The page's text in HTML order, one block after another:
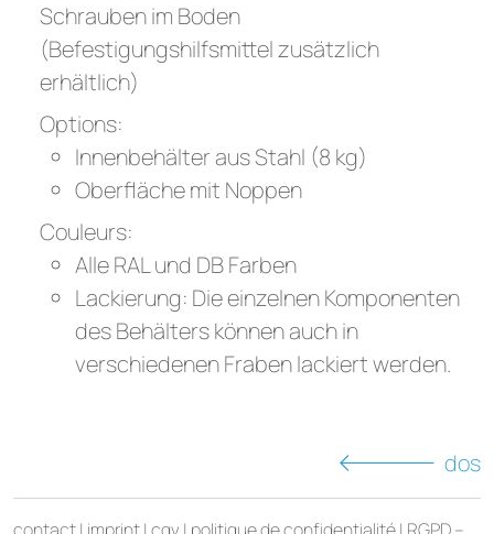
Schrauben im Boden
(Befestigungshilfsmittel zusätzlich
erhältlich)
Options:
Innenbehälter aus Stahl (8 kg)
Oberfläche mit Noppen
Couleurs:
Alle RAL und DB Farben
Lackierung: Die einzelnen Komponenten
des Behälters können auch in
verschiedenen Fraben lackiert werden.
dos